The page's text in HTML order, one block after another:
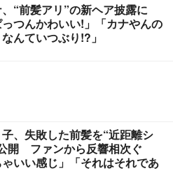
“前髪アリ”の新ヘア披露に
っつんかわいい!」「カナやんの
んていつぶり!?」
、失敗した前髪を“近距離シ
開 ファンから反響相次ぐ
ゃいい感じ」「それはそれであ